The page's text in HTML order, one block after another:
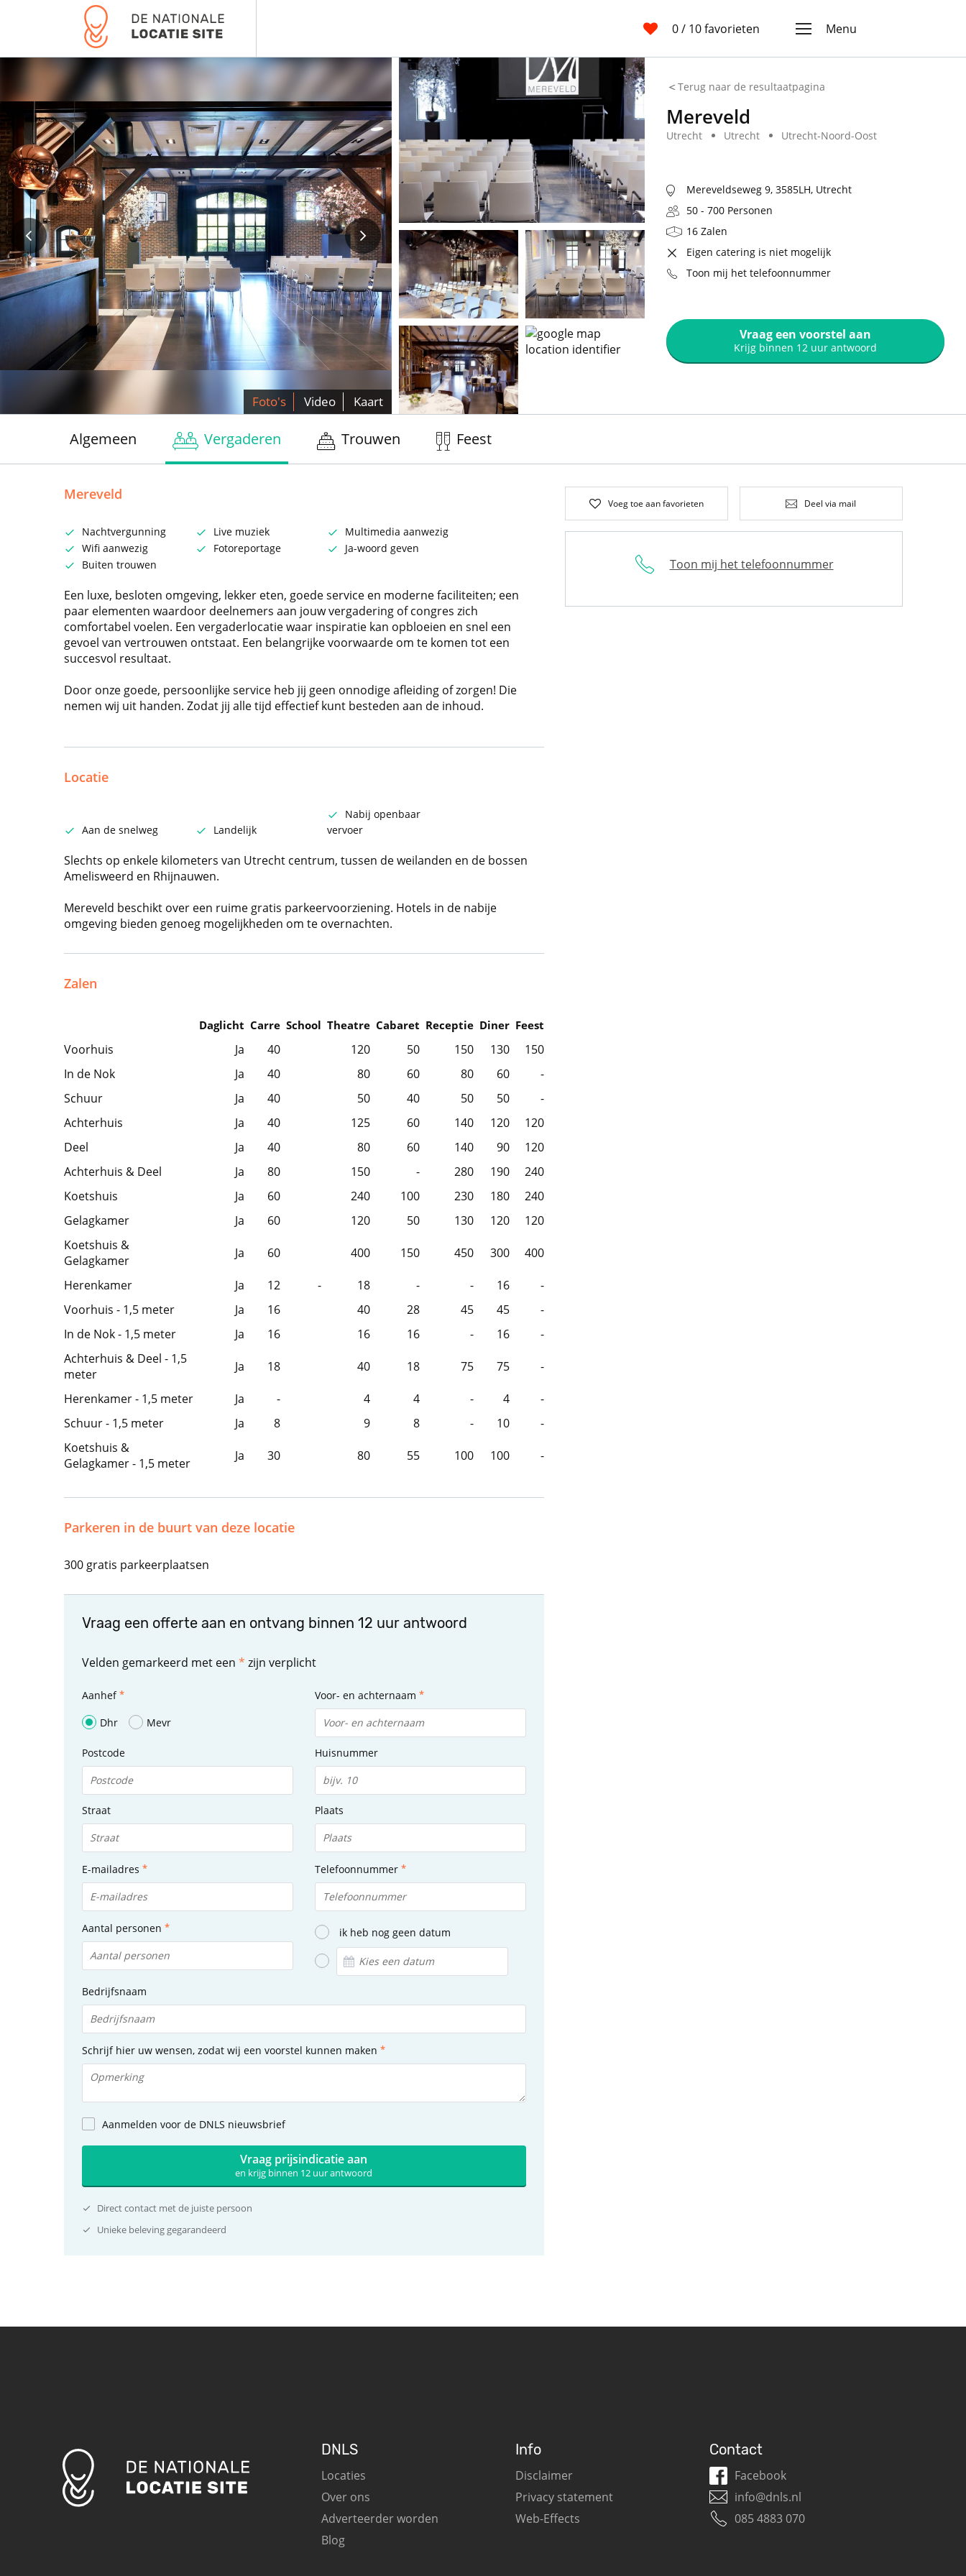
0/ 10 favorieten Menu
Foto's Video Kaart
Terug naar de resultaatpagina
Mereveld
Utrecht Utrecht Utrecht-Noord-Oost
Mereveldseweg 9, 3585LH, Utrecht
50 - 700 Personen
16 Zalen
Eigen catering is niet mogelijk
Toon mij het telefoonnummer
Vraag een voorstel aan
Krijg binnen 12 uur antwoord
Algemeen Vergaderen Trouwen Feest
Mereveld
Nachtvergunning Live muziek
Multimedia aanwezig
Wifi aanwezig
Fotoreportage
Ja-woord geven
Buiten trouwen
Een luxe, besloten omgeving, lekker eten, goede service en moderne faciliteiten; een
paar elementen waardoor deelnemers aan jouw vergadering of congres zich
comfortabel voelen. Een vergaderlocatie waar inspiratie kan opbloeien en snel een
gevoel van vertrouwen ontstaat. Een belangrijke voorwaarde om te komen tot een
succesvol resultaat.
Door onze goede, persoonlijke service heb jij geen onnodige afleiding of zorgen! Die
nemen wij uit handen. Zodat jij alle tijd effectief kunt besteden aan de inhoud.
Locatie
Aan de snelweg Landelijk
Nabij openbaar
vervoer
Slechts op enkele kilometers van Utrecht centrum, tussen de weilanden en de bossen
Amelisweerd en Rhijnauwen.
Mereveld beschikt over een ruime gratis parkeervoorziening. Hotels in de nabije
omgeving bieden genoeg mogelijkheden om te overnachten.
Zalen
Daglicht Carre School Theatre Cabaret Receptie Diner Feest
Voorhuis Ja 40 120 50 150 130
150
In de Nok
Ja 40 80 60 80 60
-
Schuur
Ja 40 50 40 50 50
-
Achterhuis
Ja 40 125 60 140 120
120
Deel
Ja 40 80 60 140 90
120
Achterhuis & Deel
Ja 80 150 - 280 190
240
Koetshuis
Ja 60 240 100 230 180
240
Gelagkamer
Ja 60 120 50 130 120
120
Koetshuis &
Gelagkamer
Ja 60 400 150 450 300 400
Herenkamer Ja 12 - 18 - - 16
-
Voorhuis - 1,5 meter
Ja 16 40 28 45 45
-
In de Nok - 1,5 meter
Ja 16 16 16 - 16
-
Achterhuis & Deel - 1,5
meter
Ja 18 40 18 75 75 -
Herenkamer - 1,5 meter Ja - 4 4 - 4
-
Schuur - 1,5 meter
Ja 8 9 8 - 10
-
Koetshuis &
Gelagkamer - 1,5 meter
Ja 30 80 55 100 100 -
Parkeren in de buurt van deze locatie
300 gratis parkeerplaatsen
Vraag een offerte aan en ontvang binnen 12 uur antwoord
Velden gemarkeerd met een * zijn verplicht
Aanhef
Dhr
Mevr
Voor- en achternaam
Postcode Huisnummer
Straat Plaats
E-mailadres Telefoonnummer
Aantal personen ik heb nog geen datum
Bedrijfsnaam
Schrijf hier uw wensen, zodat wij een voorstel kunnen maken
Aanmelden voor de DNLS nieuwsbrief
Vraag prijsindicatie aan
en krijg binnen 12 uur antwoord
Direct contact met de juiste persoon
Unieke beleving gegarandeerd
Voeg toe aan favorieten Deel via mail
Toon mij het telefoonnummer
DNLS
Locaties
Over ons
Adverteerder worden
Blog
Info
Disclaimer
Privacy statement
Web-Effects
Contact
Facebook
info@dnls.nl
085 4883 070